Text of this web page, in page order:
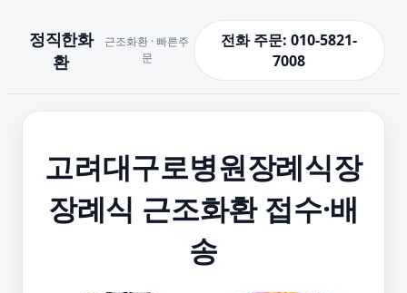
정직한화
환
근조화환 · 빠른주
문
전화 주문: 010-5821-
7008
고려대구로병원장례식장
장례식 근조화환 접수·배
송